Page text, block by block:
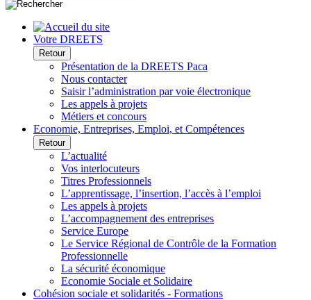
Votre DREETS
Retour
Présentation de la DREETS Paca
Nous contacter
Saisir l’administration par voie électronique
Les appels à projets
Métiers et concours
Economie, Entreprises, Emploi, et Compétences
Retour
L’actualité
Vos interlocuteurs
Titres Professionnels
L’apprentissage, l’insertion, l’accès à l’emploi
Les appels à projets
L’accompagnement des entreprises
Service Europe
Le Service Régional de Contrôle de la Formation
Professionnelle
La sécurité économique
Economie Sociale et Solidaire
Cohésion sociale et solidarités - Formations